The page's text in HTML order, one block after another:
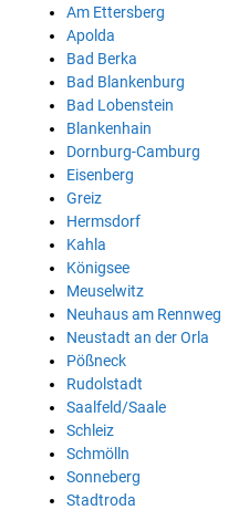
Am Ettersberg
Apolda
Bad Berka
Bad Blankenburg
Bad Lobenstein
Blankenhain
Dornburg-Camburg
Eisenberg
Greiz
Hermsdorf
Kahla
Königsee
Meuselwitz
Neuhaus am Rennweg
Neustadt an der Orla
Pößneck
Rudolstadt
Saalfeld/Saale
Schleiz
Schmölln
Sonneberg
Stadtroda